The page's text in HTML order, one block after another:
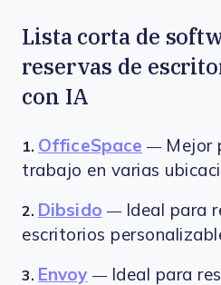
Lista corta de
reservas de
con IA
1. OfficeSpace — Mejor
trabajo en varias
2. Dibsido — Ideal para
escritorios
3. Envoy — Ideal para